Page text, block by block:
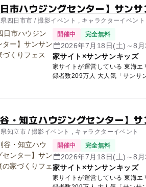
日市ハウジングセンター】サン
四日市市 / 撮影イベント , キャラクターイベント
開催中 完全無料
2026年7月18日(土)～8
家サイト×サンサンキッズ
家サイトが運営している 東海エリア9会
録者数209万人 大人気「サンサ
谷・知立ハウジングセンター】
知立市 / 撮影イベント , キャラクターイベント
開催中 完全無料
2026年7月18日(土)～8
家サイト×サンサンキッズ
家サイトが運営している 東海エリア9会